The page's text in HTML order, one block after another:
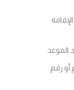
الموعد
رقم